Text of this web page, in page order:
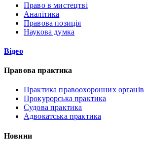
Право в мистецтві
Аналітика
Правова позиція
Наукова думка
Відео
Правова практика
Практика правоохоронних органів
Прокурорська практика
Судова практика
Адвокатська практика
Новини